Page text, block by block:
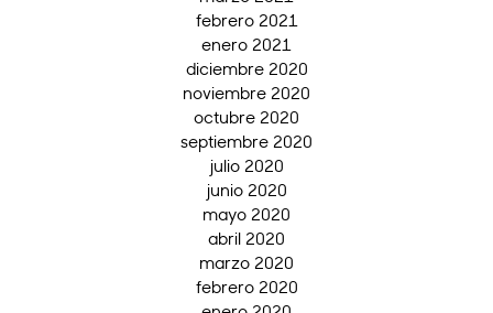
febrero 2021
enero 2021
diciembre 2020
noviembre 2020
octubre 2020
septiembre 2020
julio 2020
junio 2020
mayo 2020
abril 2020
marzo 2020
febrero 2020